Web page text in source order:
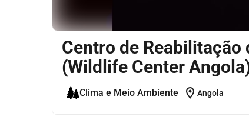
Centro de Reabilitação
(Wildlife Center
Clima e Meio Ambiente location_on Angola